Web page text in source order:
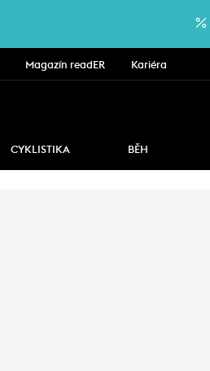
Magazín readER Kariéra
CYKLISTIKA BĚH